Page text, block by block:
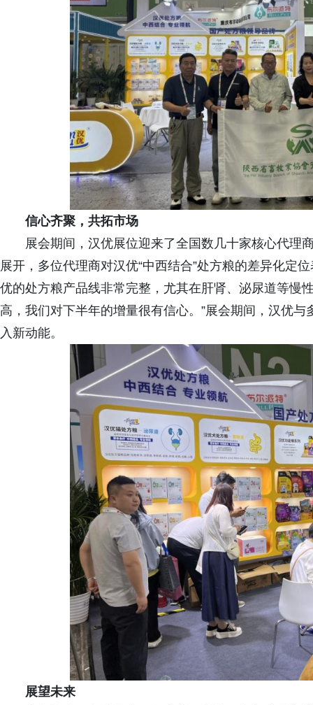
信心齐聚，共拓市场
展会期间，汉优展位迎来了全国数几十家核心代理
展开，多位代理商对汉优“中西结合”处方粮的差异化定
优的处方粮产品线非常完整，尤其在肝肾、泌尿道等慢
高，我们对下半年的增量很有信心。”展会期间，汉优
入新动能。
展望未来